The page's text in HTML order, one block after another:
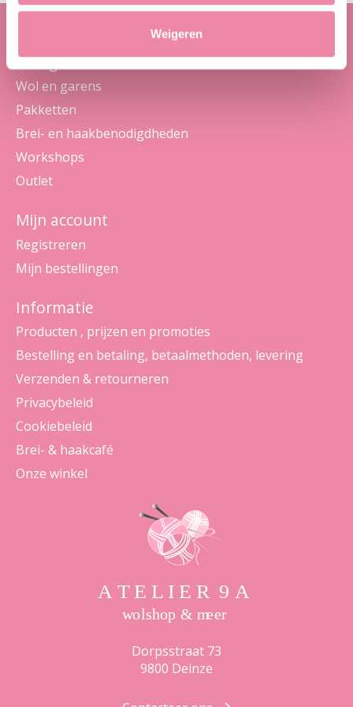
Weigeren
Categorieën
Wol en garens
Pakketten
Brei- en haakbenodigdheden
Workshops
Outlet
Mijn account
Registreren
Mijn bestellingen
Informatie
Producten , prijzen en promoties
Bestelling en betaling, betaalmethoden, levering
Verzenden & retourneren
Privacybeleid
Cookiebeleid
Brei- & haakcafé
Onze winkel
Dorpsstraat 73
9800 Deinze